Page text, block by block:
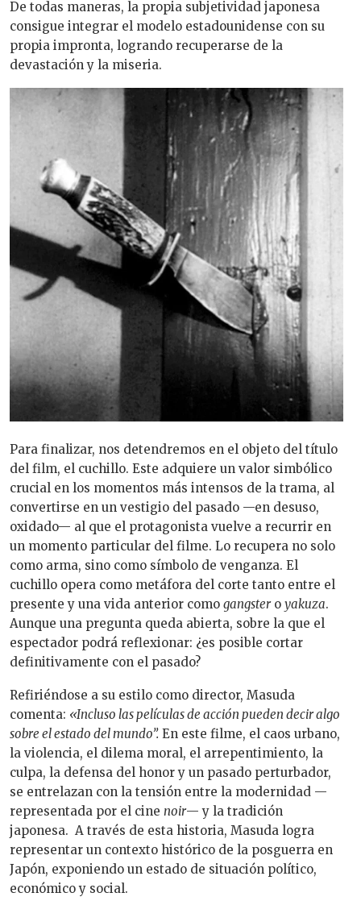
De todas maneras, la propia subjetividad japonesa
consigue integrar el modelo estadounidense con su
propia impronta, logrando recuperarse de la
devastación y la miseria.
Para finalizar, nos detendremos en el objeto del título
del film, el cuchillo. Este adquiere un valor simbólico
crucial en los momentos más intensos de la trama, al
convertirse en un vestigio del pasado —en desuso,
oxidado— al que el protagonista vuelve a recurrir en
un momento particular del filme. Lo recupera no solo
como arma, sino como símbolo de venganza. El
cuchillo opera como metáfora del corte tanto entre el
presente y una vida anterior como gangstero yakuza.
Aunque una pregunta queda abierta, sobre la que el
espectador podrá reflexionar: ¿es posible cortar
definitivamente con el pasado?
Refiriéndose a su estilo como director, Masuda
comenta: «Incluso las películas de acción pueden decir algo
sobre el estado del mundo”. En este filme, el caos urbano,
la violencia, el dilema moral, el arrepentimiento, la
culpa, la defensa del honor y un pasado perturbador,
se entrelazan con la tensión entre la modernidad —
representada por el cine noir— y la tradición
japonesa. A través de esta historia, Masuda logra
representar un contexto histórico de la posguerra en
Japón, exponiendo un estado de situación político,
económico y social.